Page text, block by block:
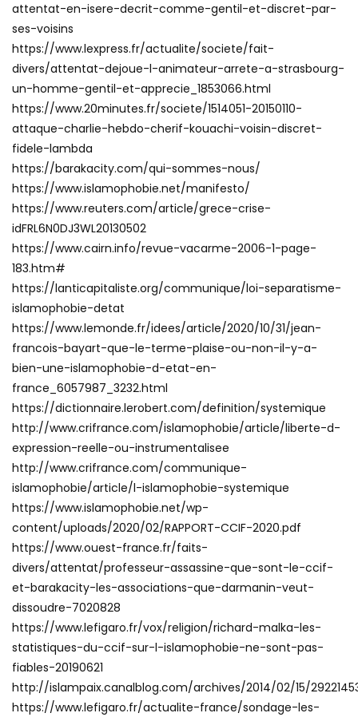
attentat-en-isere-decrit-comme-gentil-et-discret-par-
ses-voisins
https://www.lexpress.fr/actualite/societe/fait-
divers/attentat-dejoue-l-animateur-arrete-a-strasbourg-
un-homme-gentil-et-apprecie_1853066.html
https://www.20minutes.fr/societe/1514051-20150110-
attaque-charlie-hebdo-cherif-kouachi-voisin-discret-
fidele-lambda
https://barakacity.com/qui-sommes-nous/
https://www.islamophobie.net/manifesto/
https://www.reuters.com/article/grece-crise-
idFRL6N0DJ3WL20130502
https://www.cairn.info/revue-vacarme-2006-1-page-
183.htm#
https://lanticapitaliste.org/communique/loi-separatisme-
islamophobie-detat
https://www.lemonde.fr/idees/article/2020/10/31/jean-
francois-bayart-que-le-terme-plaise-ou-non-il-y-a-
bien-une-islamophobie-d-etat-en-
france_6057987_3232.html
https://dictionnaire.lerobert.com/definition/systemique
http://www.crifrance.com/islamophobie/article/liberte-d-
expression-reelle-ou-instrumentalisee
http://www.crifrance.com/communique-
islamophobie/article/l-islamophobie-systemique
https://www.islamophobie.net/wp-
content/uploads/2020/02/RAPPORT-CCIF-2020.pdf
https://www.ouest-france.fr/faits-
divers/attentat/professeur-assassine-que-sont-le-ccif-
et-barakacity-les-associations-que-darmanin-veut-
dissoudre-7020828
https://www.lefigaro.fr/vox/religion/richard-malka-les-
statistiques-du-ccif-sur-l-islamophobie-ne-sont-pas-
fiables-20190621
http://islampaix.canalblog.com/archives/2014/02/15/
https://www.lefigaro.fr/actualite-france/sondage-les-